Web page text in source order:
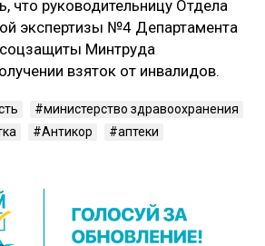
что руководительницу Отдела
экспертизы №4 Департамента
Минтруда
взяток от инвалидов.
министерство здравоохранения
Антикор аптеки